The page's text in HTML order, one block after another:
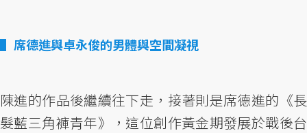
席德進與卓永俊的男體與空間凝視
陳進的作品後繼續往下走，接著則是席德進的《長
髮藍三角褲青年》，這位創作黃金期發展於戰後台